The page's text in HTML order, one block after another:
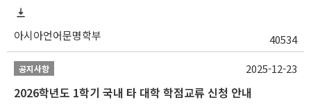
아시아언어문명학부 40534
공지사항
2026학년도 1학기 국내 타 대학 학점교류 신청 안내
2025-12-23